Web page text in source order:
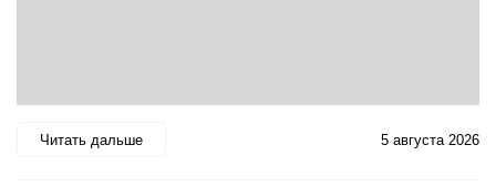
Читать дальше 5 августа 2026